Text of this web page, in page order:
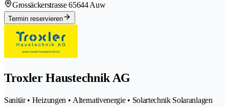
Grossäckerstrasse 65644 Auw
Termin reservieren
Troxler Haustechnik AG
Sanitär • Heizungen • Alternativenergie • Solartechnik Solaranlagen